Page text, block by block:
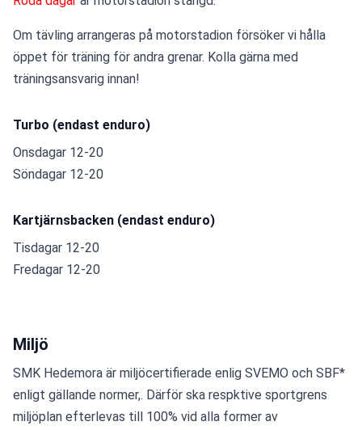
Om tävling arrangeras på motorstadion försöker vi hålla
öppet för träning för andra grenar. Kolla gärna med
träningsansvarig innan!
Turbo (endast enduro)
Onsdagar 12-20
Söndagar 12-20
Kartjärnsbacken (endast enduro)
Tisdagar 12-20
Fredagar 12-20
Miljö
SMK Hedemora är miljöcertifierade enlig SVEMO och SBF*
enligt gällande normer,. Därför ska respktive sportgrens
miljöplan efterlevas till 100% vid alla former av